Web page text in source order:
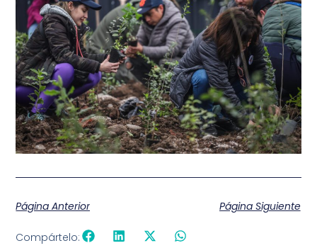
Página Anterior Página Siguiente
Compártelo: